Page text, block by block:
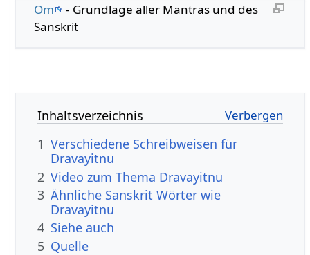
Om
- Grundlage aller Mantras und des
Sanskrit
Inhaltsverzeichnis
1 Verschiedene Schreibweisen für
Dravayitnu
2 Video zum Thema Dravayitnu
3 Ähnliche Sanskrit Wörter wie
Dravayitnu
4 Siehe auch
5 Quelle